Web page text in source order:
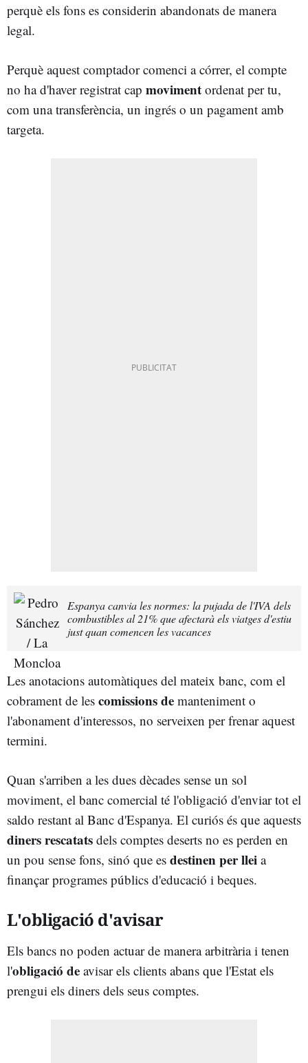
perquè els fons es considerin abandonats de manera
legal.
Perquè aquest comptador comenci a córrer, el compte
no ha d'haver registrat cap moviment ordenat per tu,
com una transferència, un ingrés o un pagament amb
targeta.
Espanya canvia les normes: la pujada de l'IVA dels
combustibles al 21% que afectarà els viatges d'estiu
just quan comencen les vacances
Les anotacions automàtiques del mateix banc, com el
cobrament de les comissions de manteniment o
l'abonament d'interessos, no serveixen per frenar aquest
termini.
Quan s'arriben a les dues dècades sense un sol
moviment, el banc comercial té l'obligació d'enviar tot el
saldo restant al Banc d'Espanya. El curiós és que aquests
diners rescatats dels comptes deserts no es perden en
un pou sense fons, sinó que es destinenper llei a
finançar programes públics d'educació i beques.
L'obligació d'avisar
Els bancs no poden actuar de manera arbitrària i tenen
l'obligació de avisar els clients abans que l'Estat els
prengui els diners dels seus comptes.